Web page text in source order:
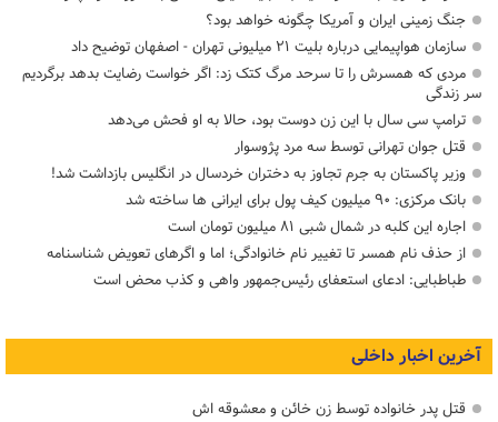
جنگ زمینی ایران و آمریکا چگونه خواهد بود؟
سازمان هواپیمایی درباره بلیت ۲۱ میلیونی تهران - اصفهان توضیح داد
مردی که همسرش را تا سرحد مرگ کتک زد: اگر خواست رضایت بدهد برگردیم
سر زندگی
ترامپ سی سال با این زن دوست بود، حالا به او فحش می‌دهد
قتل جوان تهرانی توسط سه مرد پژوسوار
وزیر پاکستان به جرم تجاوز به دختران خردسال در انگلیس بازداشت شد!
بانک مرکزی: ۹۰ میلیون کیف پول برای ایرانی ها ساخته شد
اجاره این کلبه در شمال شبی ۸۱ میلیون تومان است
از حذف نام همسر تا تغییر نام خانوادگی؛ اما و اگرهای تعویض شناسنامه
طباطبایی: ادعای استعفای رئیس‌جمهور واهی و کذب محض است
آخرین اخبار داخلی
قتل پدر خانواده توسط زن خائن و معشوقه اش